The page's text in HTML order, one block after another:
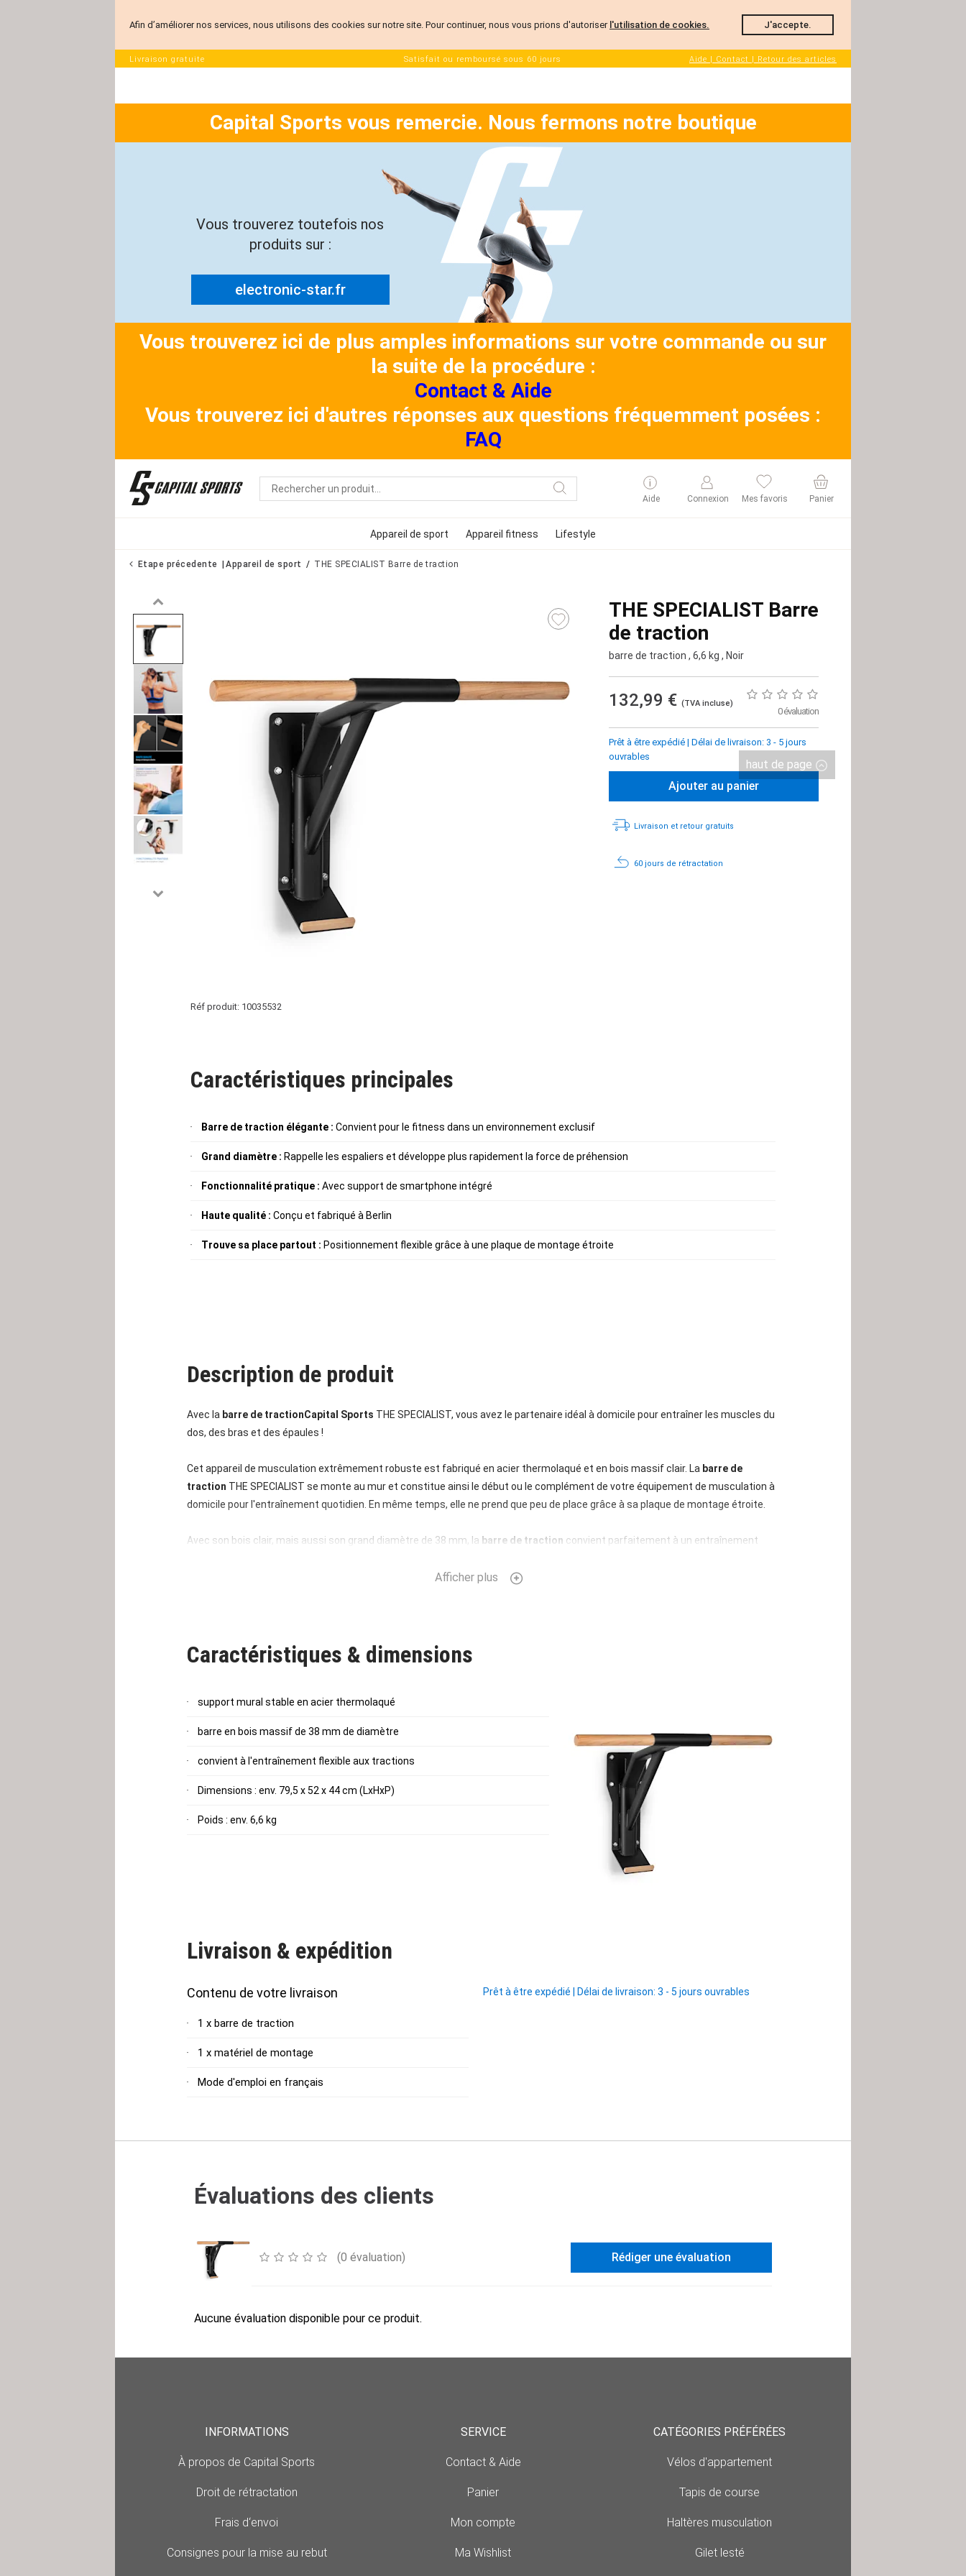
Capital Sports vous remercie. Nous fermons notre boutique
Vous trouverez toutefois nos
produits sur :
electronic-star.fr
Vous trouverez ici de plus amples informations sur votre commande ou sur
la suite de la procédure :
Contact & Aide
Vous trouverez ici d'autres réponses aux questions fréquemment posées :
FAQ
Aide Connexion Mes favoris Panier
Appareil de sport Appareil fitness Lifestyle
Etape précedente Appareil de sport THE SPECIALIST Barre de traction
THE SPECIALIST Barre
de traction
barre de traction , 6,6 kg , Noir
132,99 € (TVA incluse)
0 évaluation
Prêt à être expédié | Délai de livraison: 3 - 5 jours
ouvrables
Ajouter au panier
Livraison et retour gratuits
60 jours de rétractation
Réf produit: 10035532
Caractéristiques principales
Barre de traction élégante : Convient pour le fitness dans un environnement exclusif
Grand diamètre : Rappelle les espaliers et développe plus rapidement la force de préhension
Fonctionnalité pratique : Avec support de smartphone intégré
Haute qualité : Conçu et fabriqué à Berlin
Trouve sa place partout : Positionnement flexible grâce à une plaque de montage étroite
Description de produit
Avec la barre de tractionCapital Sports THE SPECIALIST, vous avez le partenaire idéal à domicile pour entraîner les muscles du
dos, des bras et des épaules !
Cet appareil de musculation extrêmement robuste est fabriqué en acier thermolaqué et en bois massif clair. La barre de
traction THE SPECIALIST se monte au mur et constitue ainsi le début ou le complément de votre équipement de musculation à
domicile pour l'entraînement quotidien. En même temps, elle ne prend que peu de place grâce à sa plaque de montage étroite.
Avec son bois clair, mais aussi son grand diamètre de 38 mm, la barre de traction convient parfaitement à un entraînement
vos progrès sur votre smartphone avec votre application sportive préférée, contrôlez votre entraînement par intervalles et
SPECIALIST convient aussi bien pour le fitness dans des environnements exclusifs comme les salles de sport ou les hôtels.
Afficher plus
Caractéristiques & dimensions
support mural stable en acier thermolaqué
barre en bois massif de 38 mm de diamètre
convient à l'entraînement flexible aux tractions
Dimensions : env. 79,5 x 52 x 44 cm (LxHxP)
Poids : env. 6,6 kg
Livraison & expédition
Contenu de votre livraison
1 x barre de traction
1 x matériel de montage
Mode d'emploi en français
Prêt à être expédié Délai de livraison: 3 - 5 jours ouvrables
Évaluations des clients
(0 évaluation) Rédiger une évaluation
Aucune évaluation disponible pour ce produit.
INFORMATIONS
À propos de Capital Sports
Droit de rétractation
Frais d‘envoi
Consignes pour la mise au rebut
SERVICE
Contact & Aide
Panier
Mon compte
Ma Wishlist
CATÉGORIES PRÉFÉRÉES
Vélos d'appartement
Tapis de course
Haltères musculation
Gilet lesté
Livraison gratuite Satisfait ou remboursé sous 60 jours Aide | Contact | Retour des articles
Afin d’améliorer nos services, nous utilisons des cookies sur notre site. Pour continuer, nous vous prions d'autoriser l'utilisation de cookies. J'accepte.
haut de page